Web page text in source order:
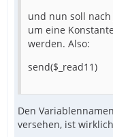
und nun soll
um eine
werden. Also:
send($_read11)
Den
versehen, ist